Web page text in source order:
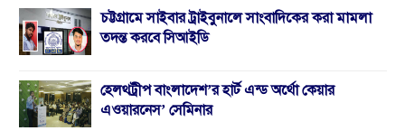
চট্টগ্রামে সাইবার ট্রাইবুনালে সাংবাদিকের করা মামলা
তদন্ত করবে সিআইডি
হেলথট্রীপ বাংলাদেশ’র হার্ট এন্ড অর্থো কেয়ার
এওয়ারনেস’ সেমিনার